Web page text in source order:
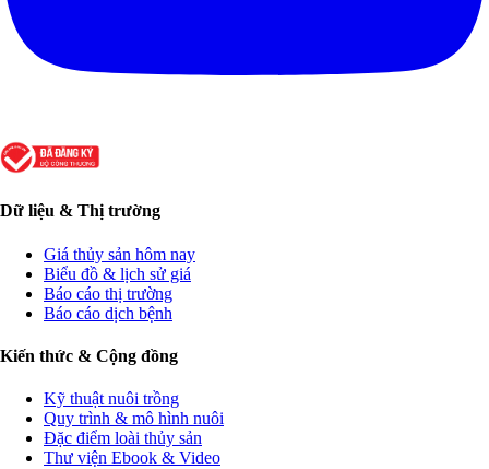
Dữ liệu & Thị trường
Giá thủy sản hôm nay
Biểu đồ & lịch sử giá
Báo cáo thị trường
Báo cáo dịch bệnh
Kiến thức & Cộng đồng
Kỹ thuật nuôi trồng
Quy trình & mô hình nuôi
Đặc điểm loài thủy sản
Thư viện Ebook & Video